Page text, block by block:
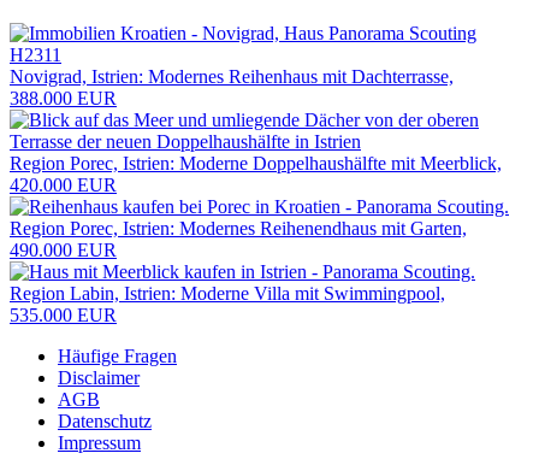
Novigrad, Istrien: Modernes Reihenhaus mit Dachterrasse,
388.000 EUR
Region Porec, Istrien: Moderne Doppelhaushälfte mit Meerblick,
420.000 EUR
Region Porec, Istrien: Modernes Reihenendhaus mit Garten,
490.000 EUR
Region Labin, Istrien: Moderne Villa mit Swimmingpool,
535.000 EUR
Häufige Fragen
Disclaimer
AGB
Datenschutz
Impressum